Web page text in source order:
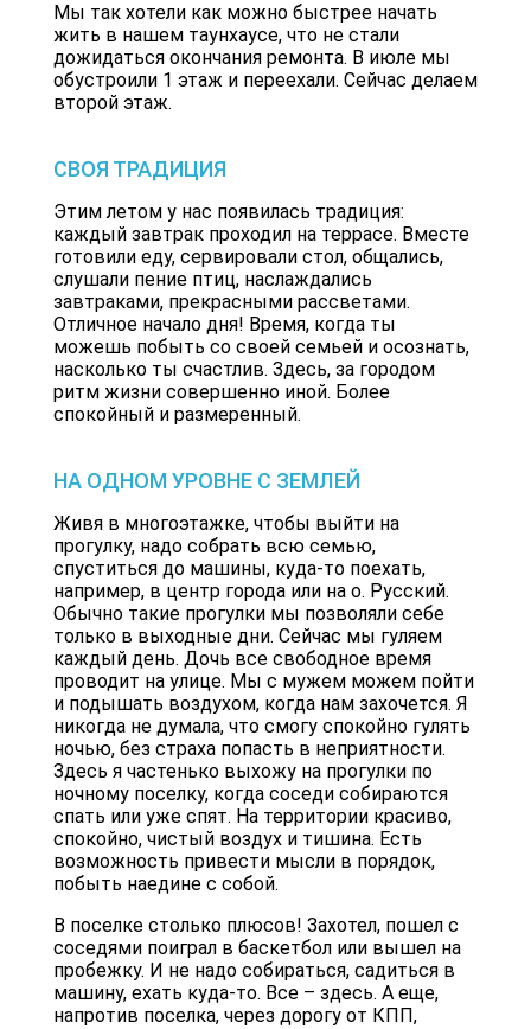
Мы так хотели как можно быстрее начать
жить в нашем таунхаусе, что не стали
дожидаться окончания ремонта. В июле мы
обустроили 1 этаж и переехали. Сейчас делаем
второй этаж.
СВОЯ ТРАДИЦИЯ
Этим летом у нас появилась традиция:
каждый завтрак проходил на террасе. Вместе
готовили еду, сервировали стол, общались,
слушали пение птиц, наслаждались
завтраками, прекрасными рассветами.
Отличное начало дня! Время, когда ты
можешь побыть со своей семьей и осознать,
насколько ты счастлив. Здесь, за городом
ритм жизни совершенно иной. Более
спокойный и размеренный.
НА ОДНОМ УРОВНЕ С ЗЕМЛЕЙ
Живя в многоэтажке, чтобы выйти на
прогулку, надо собрать всю семью,
спуститься до машины, куда-то поехать,
например, в центр города или на о. Русский.
Обычно такие прогулки мы позволяли себе
только в выходные дни. Сейчас мы гуляем
каждый день. Дочь все свободное время
проводит на улице. Мы с мужем можем пойти
и подышать воздухом, когда нам захочется. Я
никогда не думала, что смогу спокойно гулять
ночью, без страха попасть в неприятности.
Здесь я частенько выхожу на прогулки по
ночному поселку, когда соседи собираются
спать или уже спят. На территории красиво,
спокойно, чистый воздух и тишина. Есть
возможность привести мысли в порядок,
побыть наедине с собой.
В поселке столько плюсов! Захотел, пошел с
соседями поиграл в баскетбол или вышел на
пробежку. И не надо собираться, садиться в
машину, ехать куда-то. Все – здесь. А еще,
напротив поселка, через дорогу от КПП,